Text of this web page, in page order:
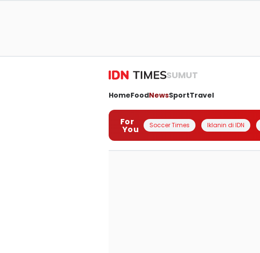
SUMUT
HomeFoodNewsSportTravel
For
You Soccer Times Iklanin di IDN